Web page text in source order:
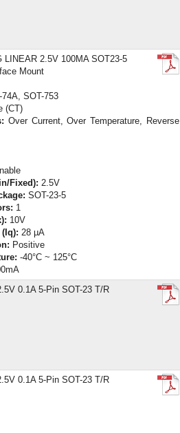
LINEAR 2.5V 100MA SOT23-5
Mount
74A, SOT-753
(CT)
Over Current, Over Temperature, Reverse
Fixed): 2.5V
SOT-23-5
1
10V
28 µA
Positive
-40°C ~ 125°C
0.1A 5-Pin SOT-23 T/R
0.1A 5-Pin SOT-23 T/R